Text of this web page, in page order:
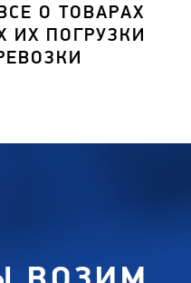
О ТОВАРАХ
ИХ ПОГРУЗКИ